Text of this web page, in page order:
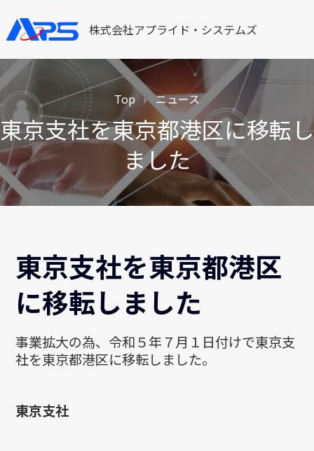
株式会社アプライド・システムズ
Top ニュース
東京支社を東京都港区に移転し
ました
東京支社を東京都港区
に移転しました
事業拡大の為、令和５年７月１日付けで東京支
社を東京都港区に移転しました。
東京支社